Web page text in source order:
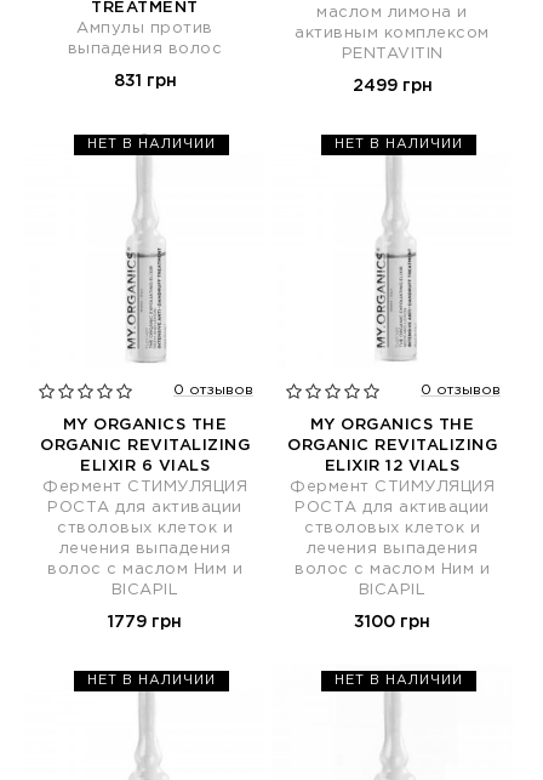
TREATMENT
Ампулы против
выпадения волос
831 грн
маслом лимона и
активным комплексом
PENTAVITIN
2499 грн
НЕТ В НАЛИЧИИ
0 отзывов
MY ORGANICS THE
ORGANIC REVITALIZING
ELIXIR 6 VIALS
Фермент СТИМУЛЯЦИЯ
РОСТА для активации
стволовых клеток и
лечения выпадения
волос с маслом Ним и
BICAPIL
1779 грн
НЕТ В НАЛИЧИИ
0 отзывов
MY ORGANICS THE
ORGANIC REVITALIZING
ELIXIR 12 VIALS
Фермент СТИМУЛЯЦИЯ
РОСТА для активации
стволовых клеток и
лечения выпадения
волос с маслом Ним и
BICAPIL
3100 грн
НЕТ В НАЛИЧИИ НЕТ В НАЛИЧИИ